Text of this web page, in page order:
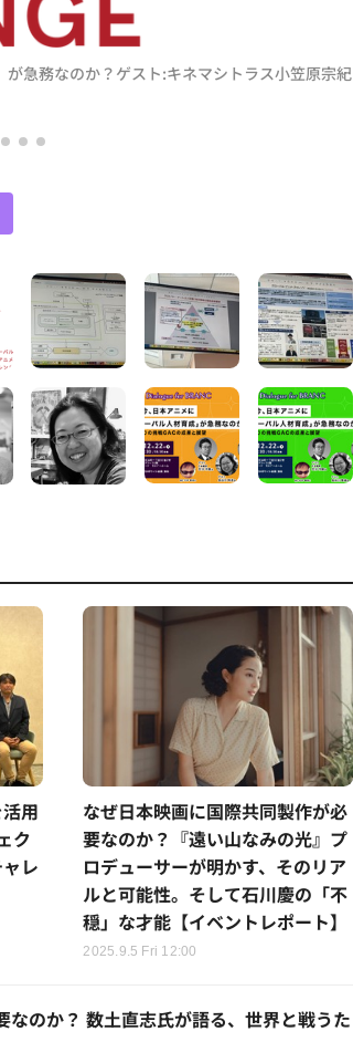
急務なのか？ゲスト:キネマシトラス小笠原宗紀
用
ク
レ
なぜ日本映画に国際共同製作が必
要なのか？『遠い山なみの光』プ
ロデューサーが明かす、そのリア
ルと可能性。そして石川慶の「不
穏」な才能【イベントレポート】
2025.9.5 Fri 12:00
なのか？ 数土直志氏が語る、世界と戦うた